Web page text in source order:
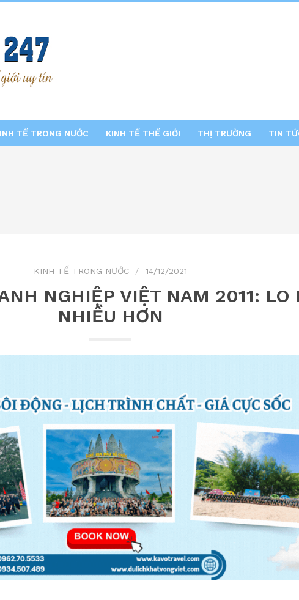
TẾ TRONG NƯỚC KINH TẾ THẾ GIỚI THỊ TRƯỜNG TIN
KINH TẾ TRONG NƯỚC 14/12/2021
NGHIỆP VIỆT NAM 2011: LO
NHIỀU HƠN